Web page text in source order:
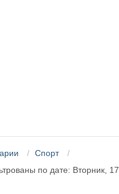
Спорт
по дате: Вторник, 17